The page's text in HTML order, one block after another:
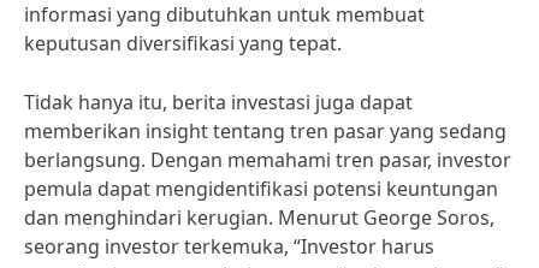
informasi yang dibutuhkan untuk membuat
keputusan diversifikasi yang tepat.
Tidak hanya itu, berita investasi juga dapat
memberikan insight tentang tren pasar yang sedang
berlangsung. Dengan memahami tren pasar, investor
pemula dapat mengidentifikasi potensi keuntungan
dan menghindari kerugian. Menurut George Soros,
seorang investor terkemuka, “Investor harus